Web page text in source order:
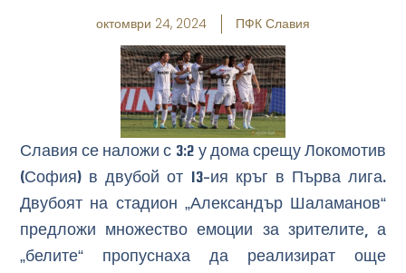
октомври 24, 2024 ПФК Славия
Славия се наложи с 3:2 у дома срещу Локомотив
(София) в двубой от 13-ия кръг в Първа лига.
Двубоят на стадион „Александър Шаламанов“
предложи множество емоции за зрителите, а
„белите“ пропуснаха да реализират още